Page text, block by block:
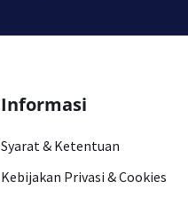
Informasi
Syarat & Ketentuan
Kebijakan Privasi & Cookies